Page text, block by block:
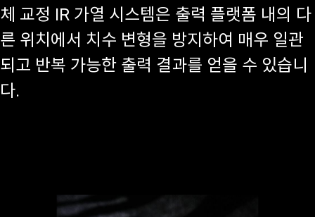
체 교정 IR 가열 시스템은 출력 플랫폼 내의 다
른 위치에서 치수 변형을 방지하여 매우 일관
되고 반복 가능한 출력 결과를 얻을 수 있습니
다.